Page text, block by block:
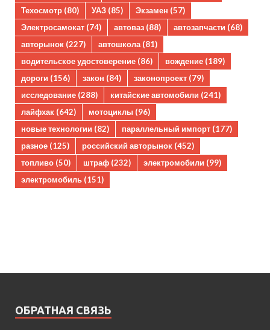
Техосмотр (80) УАЗ (85) Экзамен (57)
Электросамокат (74) автоваз (88) автозапчасти (68)
авторынок (227) автошкола(81)
водительское удостоверение (86) вождение (189)
дороги (156) закон (84) законопроект (79)
исследование (288) китайские автомобили (241)
лайфхак (642) мотоциклы (96)
новые технологии (82) параллельный импорт (177)
разное (125) российский авторынок (452)
топливо (50) штраф (232) электромобили (99)
электромобиль (151)
ОБРАТНАЯ СВЯЗЬ